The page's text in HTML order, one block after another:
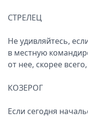
СТРЕЛЕЦ
Не удивляйтесь,
в местную
от нее, скорее
КОЗЕРОГ
Если сегодня